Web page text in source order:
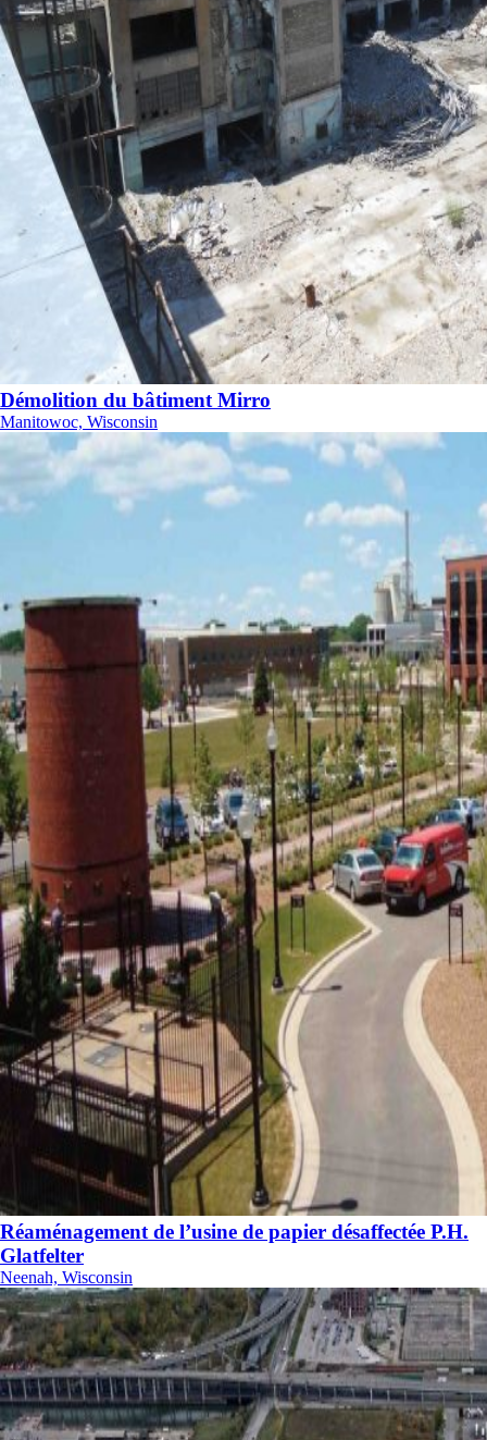
Démolition du bâtiment Mirro
Manitowoc, Wisconsin
Réaménagement de l’usine de papier désaffectée P.H.
Glatfelter
Neenah, Wisconsin